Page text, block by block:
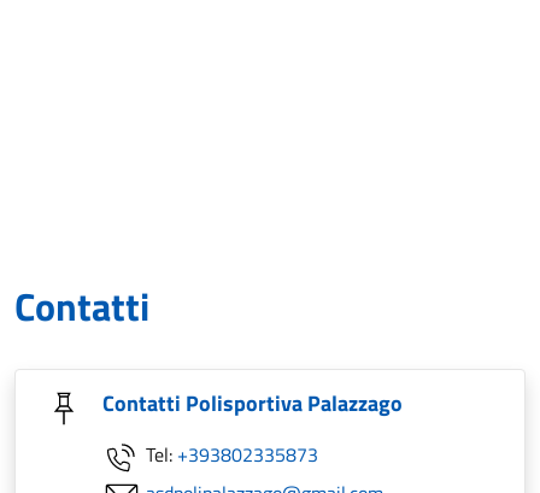
Contatti
Contatti Polisportiva Palazzago
Tel: +393802335873